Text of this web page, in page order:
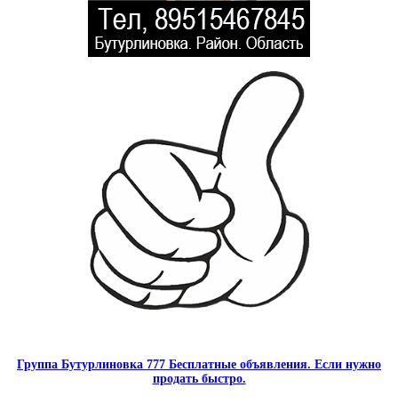
Группа Бутурлиновка 777 Бесплатные объявления. Если нужно
продать быстро.